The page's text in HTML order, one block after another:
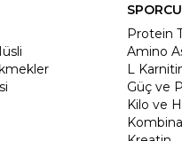
Protein
Amino
L
Güç ve
Kilo ve